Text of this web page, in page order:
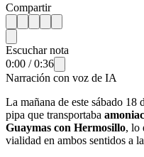
Compartir
Escuchar nota
0:00 /0:36
Narración con voz de IA
La mañana de este sábado 18
pipa que transportaba
Guaymas con Hermosillo, lo
vialidad en ambos sentidos a